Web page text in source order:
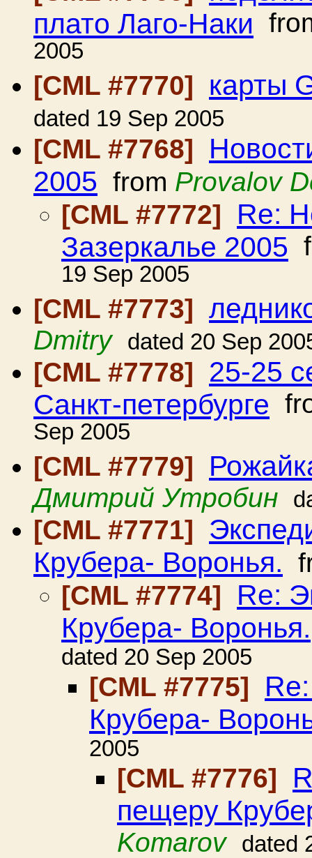
плато Лаго-Наки
2005
[CML #7770]
карты
dated 19 Sep 2005
[CML #7768]
2005 from Provalov
[CML #7772]
Re:
Зазеркалье 2005
19 Sep 2005
[CML #7773]
Dmitry dated 20 Sep
[CML #7778] 25-25
Санкт-петербурге
Sep 2005
[CML #7779]
Дмитрий Утробин
[CML #7771]
Крубера- Воронья.
[CML #7774]
Re:
Крубера- Воронья.
dated 20 Sep 2005
[CML #7775]
Крубера-
2005
[CML #7776]
пещеру
Komarov dated